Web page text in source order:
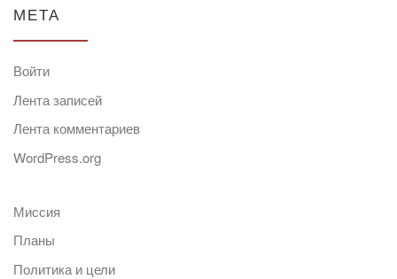
МЕТА
Войти
Лента записей
Лента комментариев
WordPress.org
Миссия
Планы
Политика и цели